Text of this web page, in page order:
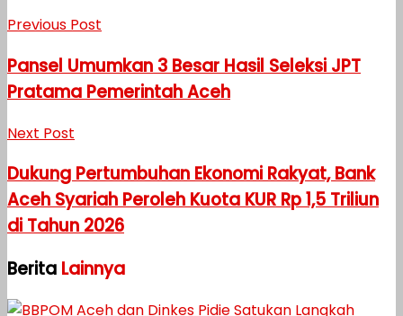
Previous Post
Pansel Umumkan 3 Besar Hasil Seleksi JPT
Pratama Pemerintah Aceh
Next Post
Dukung Pertumbuhan Ekonomi Rakyat, Bank
Aceh Syariah Peroleh Kuota KUR Rp 1,5 Triliun
di Tahun 2026
Berita Lainnya